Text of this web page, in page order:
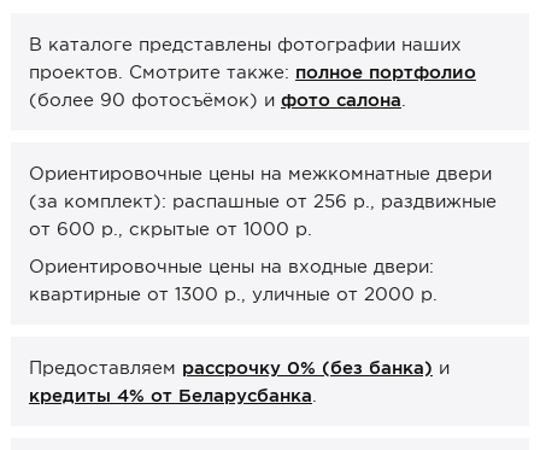
Завертки, блокады
Системы открывания
Каталоги от производителей
Сервис
Консультация
Замер
Онлайн-формат работы
В каталоге представлены фотографии наших
проектов. Смотрите также: полное портфолио
(более 90 фотосъёмок) и фото салона
Ориентировочные цены на межкомнатные двери
(за комплект): распашные от 256 р., раздвижные
от 600 р., скрытые от 1000 р.
Ориентировочные цены на входные двери:
квартирные от 1300 р., уличные от 2000 р.
Предоставляем рассрочку 0% (без банка) и
кредиты 4% от Беларусбанка